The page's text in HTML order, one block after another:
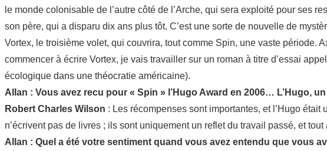
le monde colonisable de l’autre côté de l’Arche, qui sera exploité pour ses
son père, qui a disparu dix ans plus tôt. C’est une sorte de nouvelle de
Vortex, le troisième volet, qui couvrira, tout comme Spin, une vaste période.
commencer à écrire Vortex, je vais travailler sur un roman à titre d’essai
écologique dans une théocratie américaine).
Allan : Vous avez recu pour « Spin » l’Hugo Award en 2006… L’Hugo,
Robert Charles Wilson : Les récompenses sont importantes, et l’Hugo
n’écrivent pas de livres ; ils sont uniquement un reflet du travail passé, et
Allan : Quel a été votre sentiment quand vous avez entendu que vous